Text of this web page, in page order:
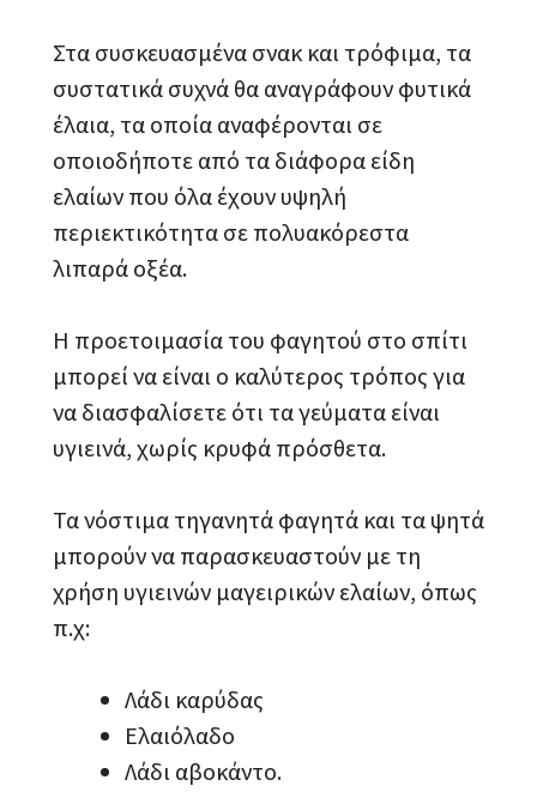
Στα συσκευασμένα σνακ και τρόφιμα, τα
συστατικά συχνά θα αναγράφουν φυτικά
έλαια, τα οποία αναφέρονται σε
οποιοδήποτε από τα διάφορα είδη
ελαίων που όλα έχουν υψηλή
περιεκτικότητα σε πολυακόρεστα
λιπαρά οξέα.
Η προετοιμασία του φαγητού στο σπίτι
μπορεί να είναι ο καλύτερος τρόπος για
να διασφαλίσετε ότι τα γεύματα είναι
υγιεινά, χωρίς κρυφά πρόσθετα.
Τα νόστιμα τηγανητά φαγητά και τα ψητά
μπορούν να παρασκευαστούν με τη
χρήση υγιεινών μαγειρικών ελαίων, όπως
π.χ:
Λάδι καρύδας
Ελαιόλαδο
Λάδι αβοκάντο.